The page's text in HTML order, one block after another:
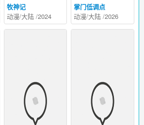
牧神记
动漫/大陆/2024
掌门低调点
动漫/大陆 /2026